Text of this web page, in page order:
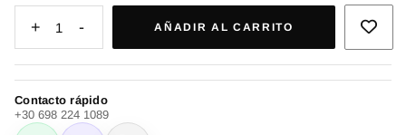
+ 1 - AÑADIR AL CARRITO
Contacto rápido
+30 698 224 1089